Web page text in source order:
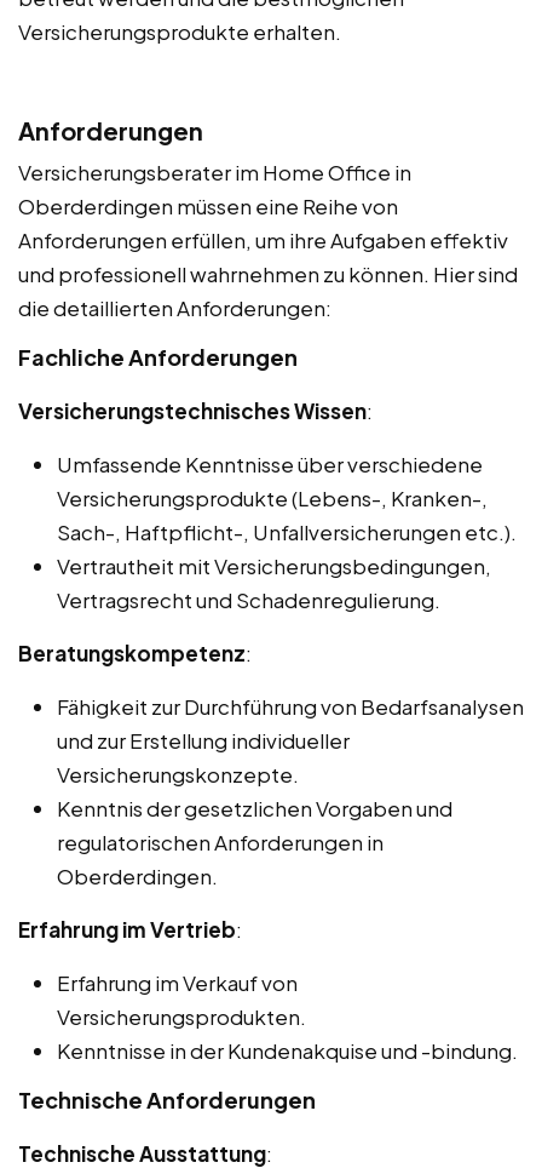
Versicherungsprodukte erhalten.
Anforderungen
Versicherungsberater im Home Office in
Oberderdingen müssen eine Reihe von
Anforderungen erfüllen, um ihre Aufgaben effektiv
und professionell wahrnehmen zu können. Hier sind
die detaillierten Anforderungen:
Fachliche Anforderungen
Versicherungstechnisches Wissen:
Umfassende Kenntnisse über verschiedene
Versicherungsprodukte (Lebens-, Kranken-,
Sach-, Haftpflicht-, Unfallversicherungen etc.).
Vertrautheit mit Versicherungsbedingungen,
Vertragsrecht und Schadenregulierung.
Beratungskompetenz:
Fähigkeit zur Durchführung von Bedarfsanalysen
und zur Erstellung individueller
Versicherungskonzepte.
Kenntnis der gesetzlichen Vorgaben und
regulatorischen Anforderungen in
Oberderdingen.
Erfahrung im Vertrieb:
Erfahrung im Verkauf von
Versicherungsprodukten.
Kenntnisse in der Kundenakquise und -bindung.
Technische Anforderungen
Technische Ausstattung: